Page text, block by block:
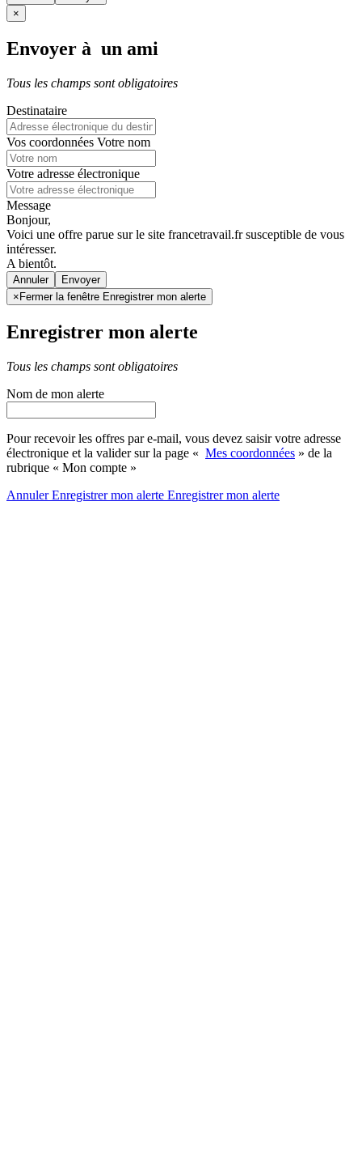
×
Envoyer à un ami
Tous les champs sont obligatoires
Destinataire
Vos coordonnées Votre nom
Votre adresse électronique
Message
Bonjour,
Voici une offre parue sur le site francetravail.fr susceptible de vous
intéresser.
A bientôt.
Annuler
× Fermer la fenêtre Enregistrer mon alerte
Enregistrer mon alerte
Tous les champs sont obligatoires
Nom de mon alerte
Pour recevoir les offres par e-mail, vous devez saisir votre adresse
électronique et la valider sur la page « Mes coordonnées » de la
rubrique « Mon compte »
AnnulerEnregistrer mon alerte Enregistrermon alerte